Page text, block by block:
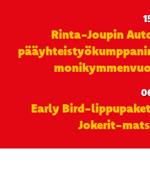
Rinta-Joupin
Early Bird-
Jokerit-